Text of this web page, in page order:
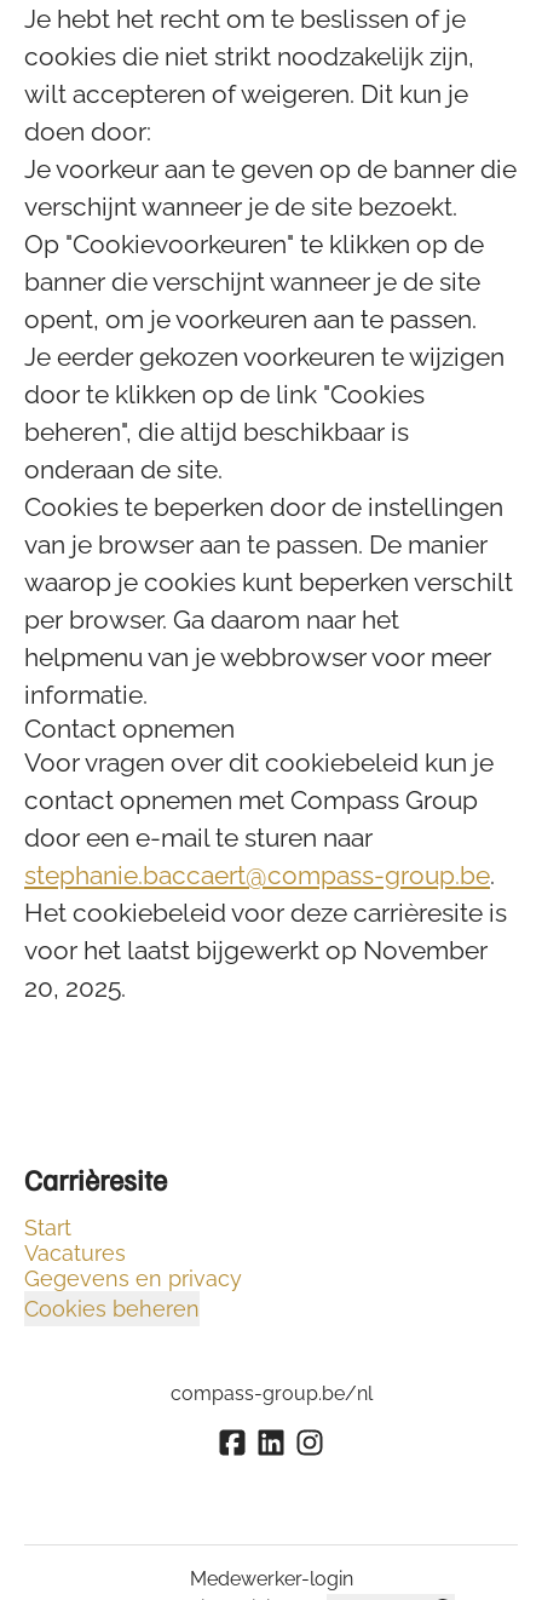
Je hebt het recht om te beslissen of je
cookies die niet strikt noodzakelijk zijn,
wilt accepteren of weigeren. Dit kun je
doen door:
Je voorkeur aan te geven op de banner die
verschijnt wanneer je de site bezoekt.
Op "Cookievoorkeuren" te klikken op de
banner die verschijnt wanneer je de site
opent, om je voorkeuren aan te passen.
Je eerder gekozen voorkeuren te wijzigen
door te klikken op de link "Cookies
beheren", die altijd beschikbaar is
onderaan de site.
Cookies te beperken door de instellingen
van je browser aan te passen. De manier
waarop je cookies kunt beperken verschilt
per browser. Ga daarom naar het
helpmenu van je webbrowser voor meer
informatie.
Contact opnemen
Voor vragen over dit cookiebeleid kun je
contact opnemen met Compass Group
door een e-mail te sturen naar
stephanie.baccaert@compass-group.be.
Het cookiebeleid voor deze carrièresite is
voor het laatst bijgewerkt op November
20, 2025.
Carrièresite
Start
Vacatures
Gegevens en privacy
Cookies beheren
compass-group.be/nl
Medewerker-login